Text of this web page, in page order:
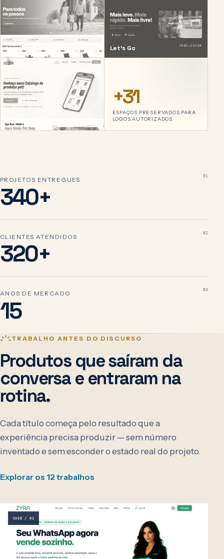
Loja Leve Let’s Go MOBILIDADE
+31
ESPAÇOS PRESERVADOS PARA
LOGOS AUTORIZADOS
PROJETOS ENTREGUES
340+
01
CLIENTES ATENDIDOS
320+
02
ANOS DE MERCADO
15
03
TRABALHO ANTES DO DISCURSO
Produtos que saíram da
conversa e entraram na
rotina.
Cada título começa pelo resultado que a
experiência precisa produzir — sem número
inventado e sem esconder o estado real do projeto.
Explorar os 12 trabalhos
CASE / 01